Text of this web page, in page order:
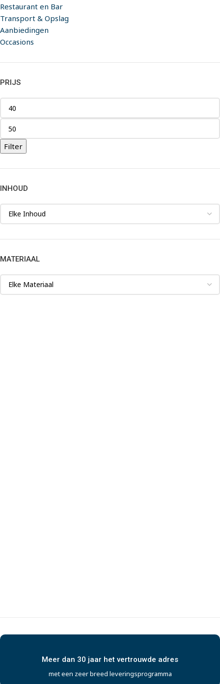
Restaurant en Bar
Transport & Opslag
Aanbiedingen
Occasions
PRIJS
Filter
INHOUD
MATERIAAL
Meer dan 30 jaar het vertrouwde adres
met een zeer breed leveringsprogramma